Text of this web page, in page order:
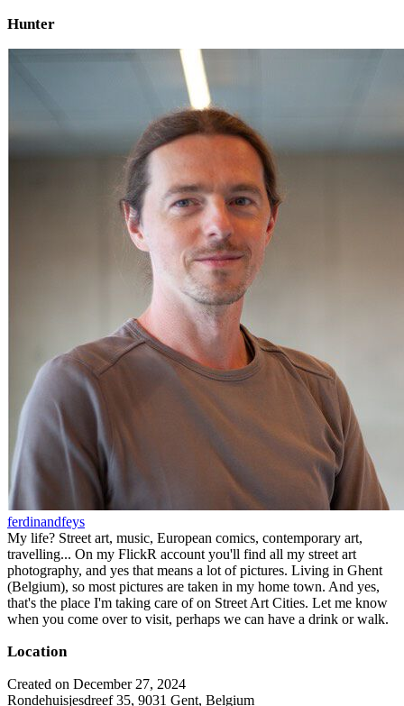
Hunter
ferdinandfeys
My life? Street art, music, European comics, contemporary art,
travelling... On my FlickR account you'll find all my street art
photography, and yes that means a lot of pictures. Living in Ghent
(Belgium), so most pictures are taken in my home town. And yes,
that's the place I'm taking care of on Street Art Cities. Let me know
when you come over to visit, perhaps we can have a drink or walk.
Location
Created on December 27, 2024
Rondehuisjesdreef 35, 9031 Gent, Belgium